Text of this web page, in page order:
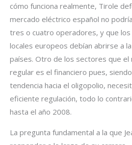
cómo funciona realmente, Tirole
mercado eléctrico español no
tres o cuatro operadores, y que
locales europeos debían abrirse a
países. Otro de los sectores que el
regular es el financiero pues,
tendencia hacia el oligopolio,
eficiente regulación, todo lo
hasta el año 2008.
La pregunta fundamental a la que